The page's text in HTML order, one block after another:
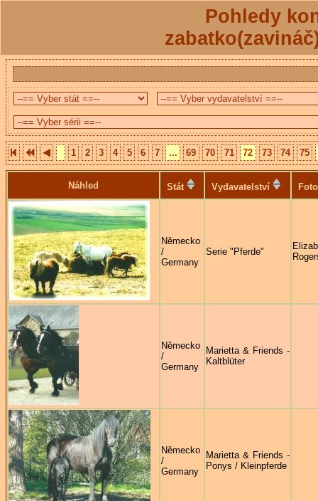
Pohledy
1 2 3 4 5 6 7 ... 69 70 71 72 73 74 75
Náhled Stát Vydavatelství
Německo
/
Germany
Serie "Pferde"
Německo
/
Germany
Marietta & Friends -
Kaltblüter
Německo
/
Germany
Marietta & Friends -
Ponys / Kleinpferde